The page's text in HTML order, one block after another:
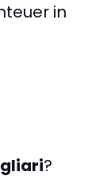
in
?